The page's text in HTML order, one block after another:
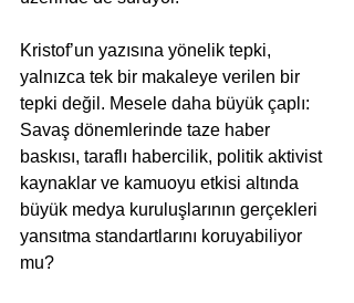
Kristof’un yazısına yönelik tepki,
yalnızca tek bir makaleye verilen bir
tepki değil. Mesele daha büyük çaplı:
Savaş dönemlerinde taze haber
baskısı, taraflı habercilik, politik aktivist
kaynaklar ve kamuoyu etkisi altında
büyük medya kuruluşlarının gerçekleri
yansıtma standartlarını koruyabiliyor
mu?